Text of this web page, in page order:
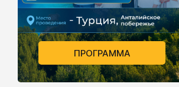
ПРОГРАММА